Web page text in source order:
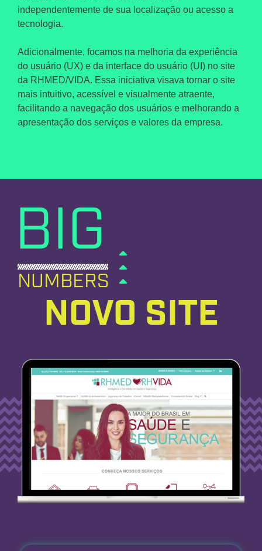
independentemente de sua localização ou acesso a
tecnologia.
Adicionalmente, focamos na melhoria da experiência
do usuário (UX) e da interface do usuário (UI) no site
da RHMED/VIDA. Essa iniciativa visava tornar o site
mais intuitivo, acessível e visualmente atraente,
facilitando a navegação dos usuários e melhorando a
apresentação dos serviços e valores da empresa.
BIG
NUMBERS
NOVO SITE